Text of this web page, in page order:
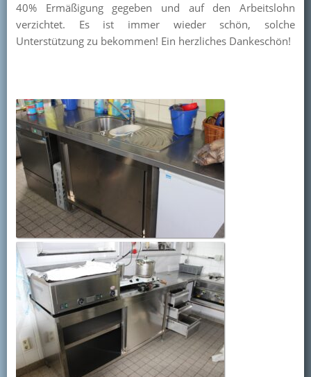
Team
Mitglied werden
40% Ermäßigung gegeben und auf den Arbeitslohn
verzichtet. Es ist immer wieder schön, solche
Unterstützung zu bekommen! Ein herzliches Dankeschön!